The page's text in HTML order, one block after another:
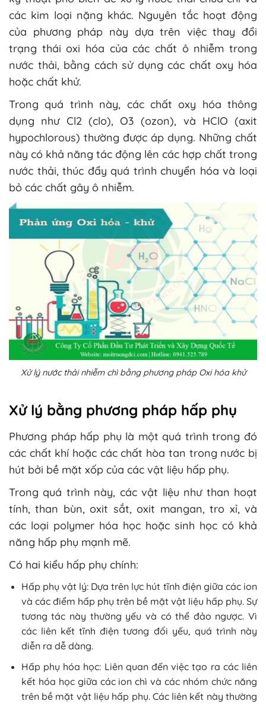
các kim loại nặng khác. Nguyên tắc hoạt động
của phương pháp này dựa trên việc thay đổi
trạng thái oxi hóa của các chất ô nhiễm trong
nước thải, bằng cách sử dụng các chất oxy hóa
hoặc chất khử.
Trong quá trình này, các chất oxy hóa thông
dụng như Cl2 (clo), O3 (ozon), và HClO (axit
hypochlorous) thường được áp dụng. Những chất
này có khả năng tác động lên các hợp chất trong
nước thải, thúc đẩy quá trình chuyển hóa và loại
bỏ các chất gây ô nhiễm.
Xử lý nước thải nhiễm chì bằng phương pháp Oxi hóa khử
Xử lý bằng phương pháp hấp phụ
Phương pháp hấp phụ là một quá trình trong đó
các chất khí hoặc các chất hòa tan trong nước bị
hút bởi bề mặt xốp của các vật liệu hấp phụ.
Trong quá trình này, các vật liệu như than hoạt
tính, than bùn, oxit sắt, oxit mangan, tro xỉ, và
các loại polymer hóa học hoặc sinh học có khả
năng hấp phụ mạnh mẽ.
Có hai kiểu hấp phụ chính:
Hấp phụ vật lý: Dựa trên lực hút tĩnh điện giữa các ion
và các điểm hấp phụ trên bề mặt vật liệu hấp phụ. Sự
tương tác này thường yếu và có thể đảo ngược. Vì
các liên kết tĩnh điện tương đối yếu, quá trình này
diễn ra dễ dàng.
Hấp phụ hóa học: Liên quan đến việc tạo ra các liên
kết hóa học giữa các ion chì và các nhóm chức năng
trên bề mặt vật liệu hấp phụ. Các liên kết này thường